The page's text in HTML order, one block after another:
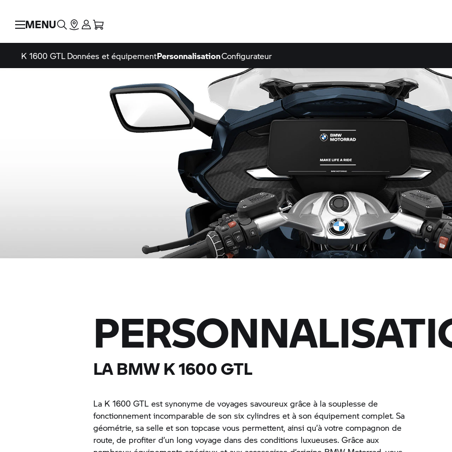
MENU
K 1600 GTLDonnées et équipementPersonnalisationConfigurateur
LA BMW K 1600 GTL
La K 1600 GTL est synonyme de voyages savoureux grâce à la souplesse de
fonctionnement incomparable de son six cylindres et à son équipement complet. Sa
géométrie, sa selle et son topcase vous permettent, ainsi qu’à votre compagnon de
route, de profiter d’un long voyage dans des conditions luxueuses. Grâce aux